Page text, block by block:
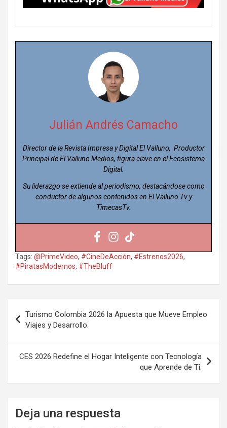
Julián Andrés Camacho
Director de la Revista Impresa y Digital El Valluno, Productor
Principal de El Valluno Medios, figura clave en el Ecosistema
Digital.
Su liderazgo se extiende al periodismo, destacándose como
conductor de algunos contenidos en El Valluno Tv y
TimecasTv.
Tags: @PrimeVideo, #CineDeAcción, #Estrenos2026,
#PiratasModernos, #TheBluff
de
entradas
Turismo Colombia 2026 la Apuesta que Mueve Empleo
Viajes y Desarrollo.
CES 2026 Redefine el Hogar Inteligente con Tecnología
que Aprende de Ti.
Deja una respuesta